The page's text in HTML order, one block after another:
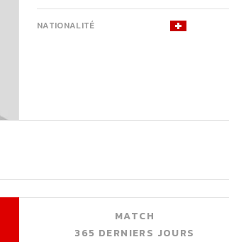
NATIONALITÉ
MATCH
365 DERNIERS JOURS